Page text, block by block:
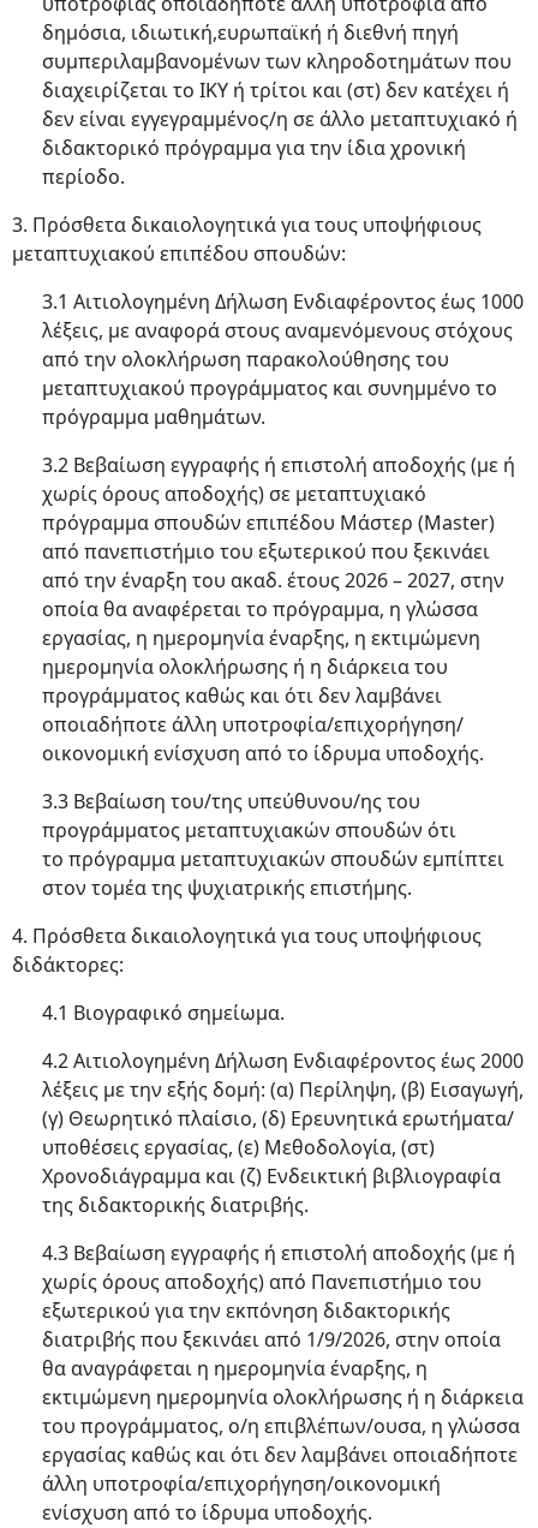
δημόσια, ιδιωτική,ευρωπαϊκή ή διεθνή πηγή
συμπεριλαμβανομένων των κληροδοτημάτων που
διαχειρίζεται το ΙΚΥ ή τρίτοι και (στ) δεν κατέχει ή
δεν είναι εγγεγραμμένος/η σε άλλο μεταπτυχιακό ή
διδακτορικό πρόγραμμα για την ίδια χρονική
περίοδο.
3. Πρόσθετα δικαιολογητικά για τους υποψήφιους
μεταπτυχιακού επιπέδου σπουδών:
3.1 Αιτιολογημένη Δήλωση Ενδιαφέροντος έως 1000
λέξεις, με αναφορά στους αναμενόμενους στόχους
από την ολοκλήρωση παρακολούθησης του
μεταπτυχιακού προγράμματος και συνημμένο το
πρόγραμμα μαθημάτων.
3.2 Βεβαίωση εγγραφής ή επιστολή αποδοχής (με ή
χωρίς όρους αποδοχής) σε μεταπτυχιακό
πρόγραμμα σπουδών επιπέδου Μάστερ (Master)
από πανεπιστήμιο του εξωτερικού που ξεκινάει
από την έναρξη του ακαδ. έτους 2026 – 2027, στην
οποία θα αναφέρεται το πρόγραμμα, η γλώσσα
εργασίας, η ημερομηνία έναρξης, η εκτιμώμενη
ημερομηνία ολοκλήρωσης ή η διάρκεια του
προγράμματος καθώς και ότι δεν λαμβάνει
οποιαδήποτε άλλη υποτροφία/επιχορήγηση/
οικονομική ενίσχυση από το ίδρυμα υποδοχής.
3.3 Βεβαίωση του/της υπεύθυνου/ης του
προγράμματος μεταπτυχιακών σπουδών ότι
το πρόγραμμα μεταπτυχιακών σπουδών εμπίπτει
στον τομέα της ψυχιατρικής επιστήμης.
4. Πρόσθετα δικαιολογητικά για τους υποψήφιους
διδάκτορες:
4.1 Βιογραφικό σημείωμα.
4.2 Αιτιολογημένη Δήλωση Ενδιαφέροντος έως 2000
λέξεις με την εξής δομή: (α) Περίληψη, (β) Εισαγωγή,
(γ) Θεωρητικό πλαίσιο, (δ) Ερευνητικά ερωτήματα/
υποθέσεις εργασίας, (ε) Μεθοδολογία, (στ)
Χρονοδιάγραμμα και (ζ) Ενδεικτική βιβλιογραφία
της διδακτορικής διατριβής.
4.3 Βεβαίωση εγγραφής ή επιστολή αποδοχής (με ή
χωρίς όρους αποδοχής) από Πανεπιστήμιο του
εξωτερικού για την εκπόνηση διδακτορικής
διατριβής που ξεκινάει από 1/9/2026, στην οποία
θα αναγράφεται η ημερομηνία έναρξης, η
εκτιμώμενη ημερομηνία ολοκλήρωσης ή η διάρκεια
του προγράμματος, ο/η επιβλέπων/ουσα, η γλώσσα
εργασίας καθώς και ότι δεν λαμβάνει οποιαδήποτε
άλλη υποτροφία/επιχορήγηση/οικονομική
ενίσχυση από το ίδρυμα υποδοχής.